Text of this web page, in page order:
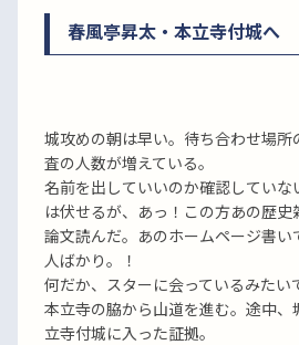
春風亭昇太・本立寺付城へ
城攻めの朝は早い。待ち合わせ場所
査の人数が増えている。
名前を出していいのか確認していな
は伏せるが、あっ！この方あの歴史
論文読んだ。あのホームページ書
人ばかり。！
何だか、スターに会っているみたい
本立寺の脇から山道を進む。途中、
立寺付城に入った証拠。